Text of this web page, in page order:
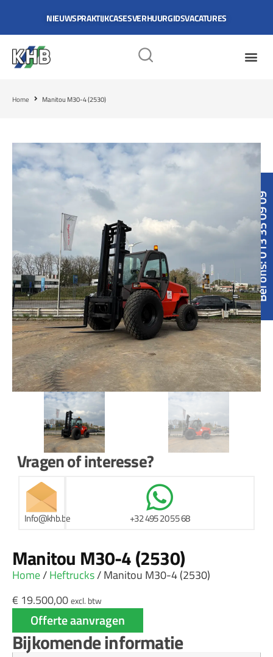
Bel ons: 013 35 09 09
NIEUWSPRAKTIJKCASESVERHUURGIDSVACATURES
Home Manitou M30-4 (2530)
Vragen of interesse?
Info@khb.be +32 495 20 55 68
Manitou M30-4 (2530)
Home/Heftrucks/ Manitou M30-4 (2530)
€ 19.500,00excl. btw
Offerte aanvragen
Bijkomende informatie